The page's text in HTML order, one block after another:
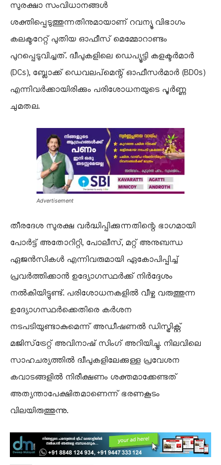
സുരക്ഷാ സംവിധാനങ്ങൾ
ശക്തിപ്പെടുത്തുന്നതിനുമായാണ് റവന്യൂ വിഭാഗം
കലക്ടറേറ്റ് പുതിയ ഓഫീസ് മെമ്മോറാണ്ടം
പുറപ്പെടുവിച്ചത്. ദ്വീപുകളിലെ ഡെപ്യൂട്ടി കളക്ടർമാർ
(DCs), ബ്ലോക്ക് ഡെവലപ്‌മെന്റ് ഓഫീസർമാർ (BDOs)
എന്നിവർക്കായിരിക്കും പരിശോധനയുടെ പൂർണ്ണ
ചുമതല.
Advertisement
​തീരദേശ സുരക്ഷ വർദ്ധിപ്പിക്കുന്നതിന്റെ ഭാഗമായി
പോർട്ട് അതോറിറ്റി, പോലീസ്, മറ്റ് അനുബന്ധ
ഏജൻസികൾ എന്നിവരുമായി ഏകോപിപ്പിച്ച്
പ്രവർത്തിക്കാൻ ഉദ്യോഗസ്ഥർക്ക് നിർദ്ദേശം
നൽകിയിട്ടുണ്ട്. പരിശോധനകളിൽ വീഴ്ച വരുത്തുന്ന
ഉദ്യോഗസ്ഥർക്കെതിരെ കർശന
നടപടിയുണ്ടാകുമെന്ന് അഡീഷണൽ ഡിസ്ട്രിക്റ്റ്
മജിസ്‌ട്രേറ്റ് അവിനാഷ് സിംഗ് അറിയിച്ചു. നിലവിലെ
സാഹചര്യത്തിൽ ദ്വീപുകളിലേക്കുള്ള പ്രവേശന
കവാടങ്ങളിൽ നിരീക്ഷണം ശക്തമാക്കേണ്ടത്
അത്യന്താപേക്ഷിതമാണെന്ന് ഭരണകൂടം
വിലയിരുത്തുന്നു.